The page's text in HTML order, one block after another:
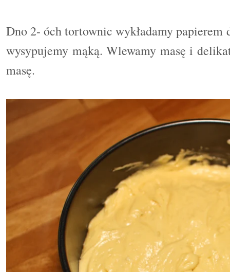
Dno 2- óch tortownic wykładamy papierem
wysypujemy mąką. Wlewamy masę i
masę.